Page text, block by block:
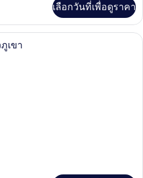
เลือกวันที่เพื่อดูราคา
เขา